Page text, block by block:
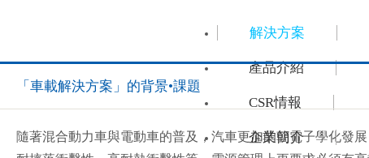
解決方案
產品介紹
CSR情報
企業簡介
「車載解決方案」的背景•課題
隨著混合動力車與電動車的普及，汽車更加的朝電子學化發